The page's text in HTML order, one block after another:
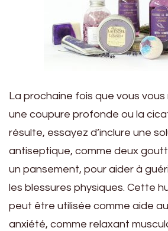
La prochaine fois que vous
une coupure profonde ou la
résulte, essayez d’inclure une
antiseptique, comme deux
un pansement, pour aider à
les blessures physiques. Cette
peut être utilisée comme aide
anxiété, comme relaxant